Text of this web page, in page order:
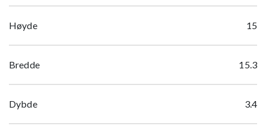
Høyde 15
Bredde 15.3
Dybde 3.4